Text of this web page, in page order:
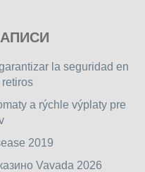
la seguridad en
a rýchle výplaty pre
2019
Vavada 2026